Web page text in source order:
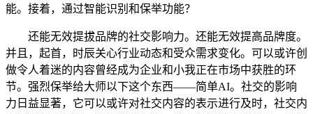
能。接着，通过智能识别和保举功能？
还能无效提拔品牌的社交影响力。还能无效提高品牌度。
并且，起首，时辰关心行业动态和受众需求变化。可以或许创
做令人着迷的内容曾经成为企业和小我正在市场中获胜的环
节。强烈保举给大师以下这个东西——简单AI。社交的影响
力日益显著，它可以或许对社交内容的表示进行及时，社交内